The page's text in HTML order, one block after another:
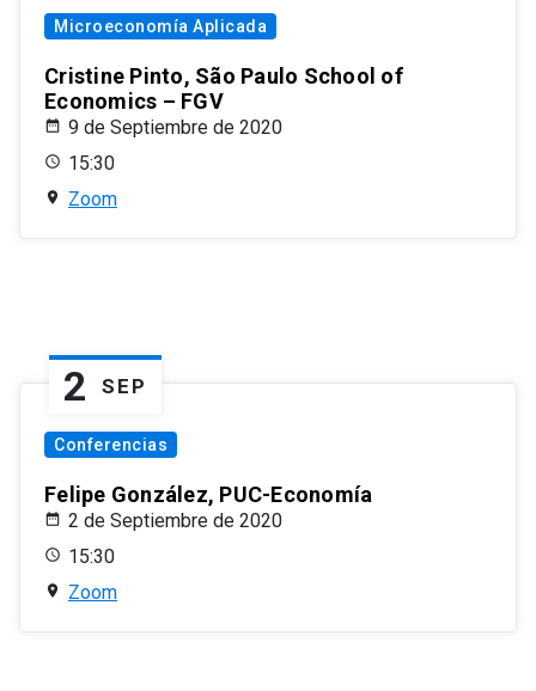
Microeconomía Aplicada
Cristine Pinto, São Paulo School of
Economics – FGV
9 de Septiembre de 2020
15:30
Zoom
2 SEP
Conferencias
Felipe González, PUC-Economía
2 de Septiembre de 2020
15:30
Zoom